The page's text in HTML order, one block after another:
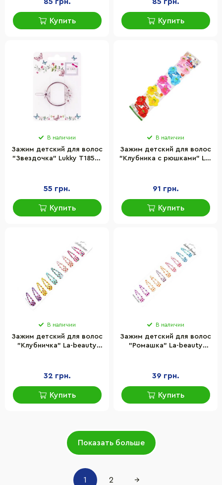
Купить Купить
В наличии
Зажим детский для волос
"Звездочка" Lukky T18576
55 грн.
Купить
В наличии
Зажим детский для волос
"Клубника с рюшками" La-
91 грн.
Купить
В наличии
Зажим детский для волос
"Клубничка" La-beauty
32 грн.
Купить
В наличии
Зажим детский для волос
"Ромашка" La-beauty
39 грн.
Купить
Показать больше
1 2 →